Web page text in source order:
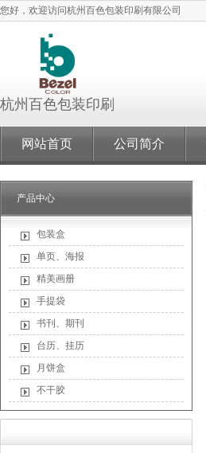
您好，欢迎访问杭州百色包装印刷有限公司
杭州百色包装印刷
网站首页 公司简介
产品中心
包装盒
单页、海报
精美画册
手提袋
书刊、期刊
台历、挂历
月饼盒
不干胶